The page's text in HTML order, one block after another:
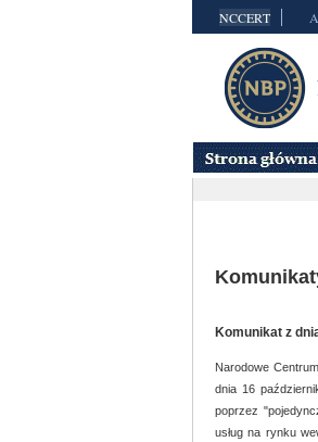
NCCERT
Strona
główna
Komunikat z
Narodowe
dnia 16
poprzez
usług na rynku